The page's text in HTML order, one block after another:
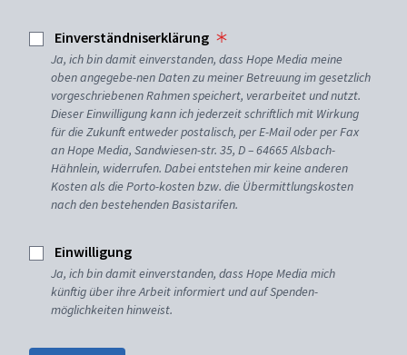
Einverständniserklärung
Ja, ich bin damit einverstanden, dass Hope Media meine
oben angegebe-nen Daten zu meiner Betreuung im gesetzlich
vorgeschriebenen Rahmen speichert, verarbeitet und nutzt.
Dieser Einwilligung kann ich jederzeit schriftlich mit Wirkung
für die Zukunft entweder postalisch, per E-Mail oder per Fax
an Hope Media, Sandwiesen-str. 35, D – 64665 Alsbach-
Hähnlein, widerrufen. Dabei entstehen mir keine anderen
Kosten als die Porto-kosten bzw. die Übermittlungskosten
nach den bestehenden Basistarifen.
Einwilligung
Ja, ich bin damit einverstanden, dass Hope Media mich
künftig über ihre Arbeit informiert und auf Spenden-
möglichkeiten hinweist.